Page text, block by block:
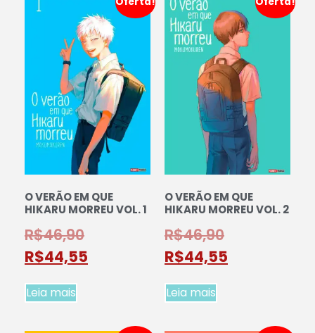
O VERÃO EM QUE
HIKARU MORREU VOL. 1
R$46,90
R$44,55
Leia mais
O VERÃO EM QUE
HIKARU MORREU VOL. 2
R$46,90
R$44,55
Leia mais